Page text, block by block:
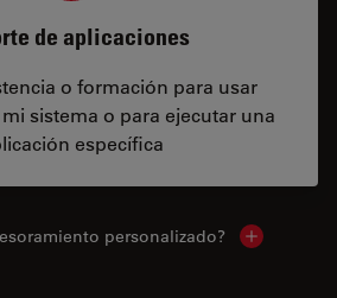
de aplicaciones
o formación para usar
sistema o para ejecutar una
específica
personalizado? Show local